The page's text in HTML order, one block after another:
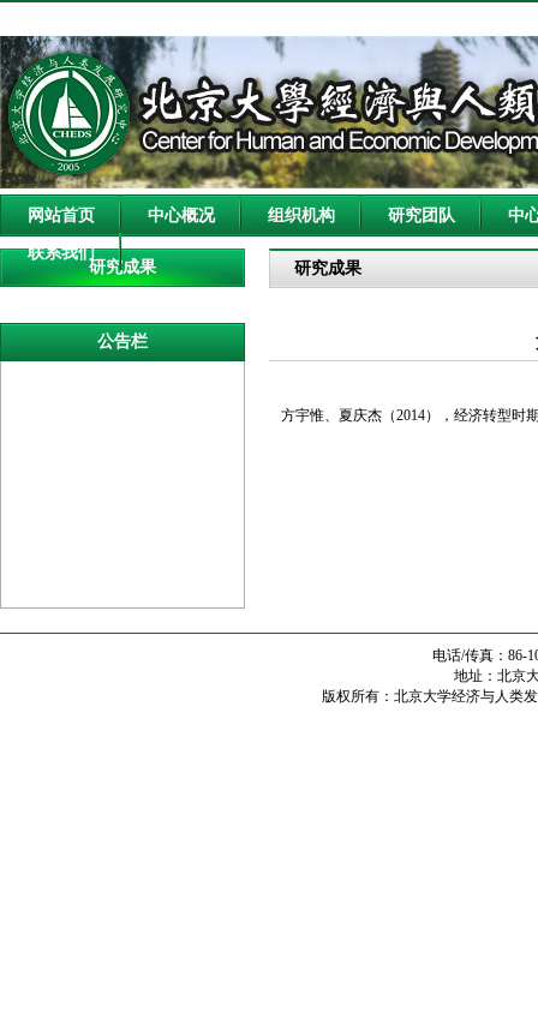
网站首页 中心概况 组织机构 研究团队 中
联系我们
研究成果
公告栏
研究成果
方宇惟、夏庆杰（2014），经济转型时
电话/传真：86-
地址：北京
版权所有：北京大学经济与人类